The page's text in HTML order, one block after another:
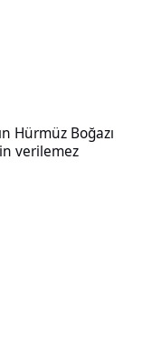
Hürmüz Boğazı
verilemez